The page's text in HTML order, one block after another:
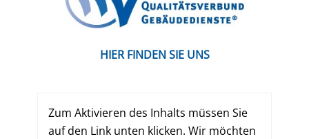
HIER FINDEN SIE UNS
Zum Aktivieren des Inhalts müssen Sie
auf den Link unten klicken. Wir möchten